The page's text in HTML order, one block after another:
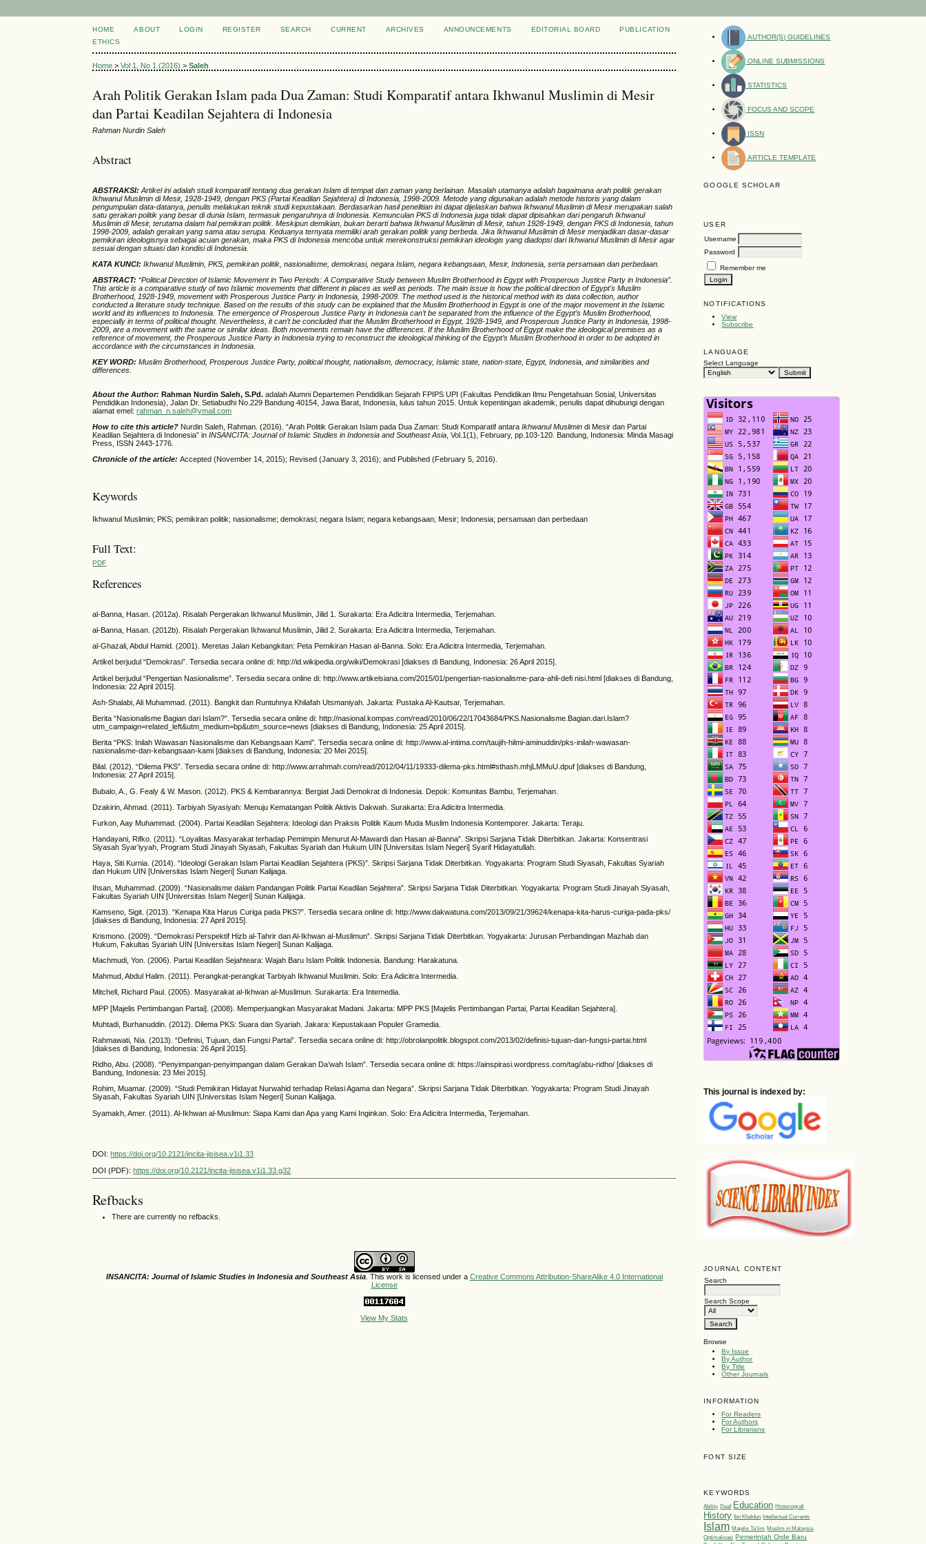
AUTHOR(S) GUIDELINES
ONLINE SUBMISSIONS
STATISTICS
FOCUS AND SCOPE
ISSN
ARTICLE TEMPLATE
GOOGLE SCHOLAR
USER
Username
Password
Remember me
NOTIFICATIONS
View
Subscribe
LANGUAGE
Select Language
This journal is indexed by:
JOURNAL CONTENT
Search
Search Scope
Browse
By Issue
By Author
By Title
Other Journals
INFORMATION
For Readers
For Authors
For Librarians
FONT SIZE
KEYWORDS
Ability Deaf Education Historiografi
History Ibn Khaldun Intellectual Currents
Islam Majelis Ta’lim Muslim in Malaysia
Optimalisasi Pemerintah Orde Baru
HOME ABOUT LOGIN REGISTER SEARCH CURRENT ARCHIVES ANNOUNCEMENTS EDITORIAL BOARD
PUBLICATION
ETHICS
Home >Vol 1, No 1 (2016) >Saleh
Arah Politik Gerakan Islam pada Dua Zaman: Studi Komparatif antara Ikhwanul Muslimin di Mesir
dan Partai Keadilan Sejahtera di Indonesia
Rahman Nurdin Saleh
Abstract
ABSTRAKSI:Artikel ini adalah studi komparatif tentang dua gerakan Islam di tempat dan zaman yang berlainan. Masalah utamanya adalah bagaimana arah politik gerakan
Ikhwanul Muslimin di Mesir, 1928-1949, dengan PKS (Partai Keadilan Sejahtera) di Indonesia, 1998-2009. Metode yang digunakan adalah metode historis yang dalam
pengumpulan data-datanya, penulis melakukan teknik studi kepustakaan. Berdasarkan hasil penelitian ini dapat dijelaskan bahwa Ikhwanul Muslimin di Mesir merupakan salah
satu gerakan politik yang besar di dunia Islam, termasuk pengaruhnya di Indonesia. Kemunculan PKS di Indonesia juga tidak dapat dipisahkan dari pengaruh Ikhwanul
Muslimin di Mesir, terutama dalam hal pemikiran politik. Meskipun demikian, bukan berarti bahwa Ikhwanul Muslimin di Mesir, tahun 1928-1949, dengan PKS di Indonesia, tahun
1998-2009, adalah gerakan yang sama atau serupa. Keduanya ternyata memiliki arah gerakan politik yang berbeda. Jika Ikhwanul Muslimin di Mesir menjadikan dasar-dasar
pemikiran ideologisnya sebagai acuan gerakan, maka PKS di Indonesia mencoba untuk merekonstruksi pemikiran ideologis yang diadopsi dari Ikhwanul Muslimin di Mesir agar
sesuai dengan situasi dan kondisi di Indonesia.
KATA KUNCI: Ikhwanul Muslimin, PKS, pemikiran politik, nasionalisme, demokrasi, negara Islam, negara kebangsaan, Mesir, Indonesia, serta persamaan dan perbedaan.
ABSTRACT: “Political Direction of Islamic Movementin Two Periods:AComparative Studybetween Muslim Brotherhood in Egypt with Prosperous Justice Partyin Indonesia”.
This articleis a comparative study of two Islamic movements that different in placesas well as periods. The main issue is how the political direction of Egypt's Muslim
Brotherhood, 1928-1949, movement with Prosperous Justice Party in Indonesia , 1998-2009. The method used is the historical method withitsdata collection, author
conducted a literature study technique. Based on the results of this study can be explained that the Muslim Brotherhood in Egypt is one of the major movement in the Islamic
worldand its influences toIndonesia. The emergence of Prosperous Justice Partyin Indonesiacan’t be separated from the influence of the Egypt’sMuslim Brotherhood,
especially in terms of political thought. Nevertheless, it can’t be concluded that the Muslim Brotherhood in Egypt, 1928-1949 andProsperous Justice Party in Indonesia 1998-
2009 are a movement with the same or similar ideas. Both movements remainhave thedifferences . If the Muslim Brotherhood of Egypt make the ideological premises as a
referenceofmovement, the Prosperous Justice Party in Indonesia trying to reconstruct the ideological thinking of theEgypt’sMuslim Brotherhood in order to be adopted in
accordance with the circumstances in Indonesia.
KEY WORD: Muslim Brotherhood, Prosperous Justice Party, political thought, nationalism, democracy, Islamic state, nation-state, Egypt, Indonesia, and similarities and
differences.
About the Author: Rahman Nurdin Saleh, S.Pd. adalah Alumni Departemen Pendidikan Sejarah FPIPS UPI (Fakultas Pendidikan Ilmu Pengetahuan Sosial, Universitas
Pendidikan Indonesia), Jalan Dr. Setiabudhi No.229 Bandung 40154, Jawa Barat, Indonesia, lulus tahun 2015. Untuk kepentingan akademik, penulis dapat dihubungi dengan
alamat emel:rahman_n.saleh@ymail.com
How to cite this article? Nurdin Saleh, Rahman. (2016). “Arah Politik Gerakan Islam pada Dua Zaman: Studi Komparatif antaraIkhwanul Muslimin di Mesir dan Partai
Keadilan Sejahtera di Indonesia” inINSANCITA: Journal of Islamic Studies in Indonesia and Southeast Asia , Vol.1(1), February, pp.103-120. Bandung, Indonesia: Minda Masagi
Press, ISSN 2443-1776.
Chronicle of the article: Accepted (November 14, 2015); Revised (January 3, 2016); and Published (February 5, 2016).
Keywords
Ikhwanul Muslimin; PKS; pemikiran politik; nasionalisme; demokrasi; negara Islam; negara kebangsaan; Mesir; Indonesia; persamaan dan perbedaan
Full Text:
PDF
References
al-Banna, Hasan. (2012a). Risalah Pergerakan Ikhwanul Muslimin, Jilid 1. Surakarta: Era Adicitra Intermedia, Terjemahan.
al-Banna, Hasan. (2012b). Risalah Pergerakan Ikhwanul Muslimin, Jilid 2. Surakarta: Era Adicitra Intermedia, Terjemahan.
al-Ghazali, Abdul Hamid. (2001). Meretas Jalan Kebangkitan: Peta Pemikiran Hasan al-Banna. Solo: Era Adicitra Intermedia, Terjemahan.
Artikel berjudul “Demokrasi”. Tersedia secara online di: http://id.wikipedia.org/wiki/Demokrasi [diakses di Bandung, Indonesia: 26 April 2015].
Artikel berjudul “Pengertian Nasionalisme”. Tersedia secara online di: http://www.artikelsiana.com/2015/01/pengertian-nasionalisme-para-ahli-defi nisi.html [diakses di Bandung,
Indonesia: 22 April 2015].
Ash-Shalabi, Ali Muhammad. (2011). Bangkit dan Runtuhnya Khilafah Utsmaniyah. Jakarta: Pustaka Al-Kautsar, Terjemahan.
Berita “Nasionalisme Bagian dari Islam?”. Tersedia secara online di: http://nasional.kompas.com/read/2010/06/22/17043684/PKS.Nasionalisme.Bagian.dari.Islam?
utm_campaign=related_left&utm_medium=bp&utm_source=news [diakses di Bandung, Indonesia: 25 April 2015].
Berita “PKS: Inilah Wawasan Nasionalisme dan Kebangsaan Kami”. Tersedia secara online di: http://www.al-intima.com/taujih-hilmi-aminuddin/pks-inilah-wawasan-
nasionalisme-dan-kebangsaan-kami [diakses di Bandung, Indonesia: 20 Mei 2015].
Bilal. (2012). “Dilema PKS”. Tersedia secara online di: http://www.arrahmah.com/read/2012/04/11/19333-dilema-pks.html#sthash.mhjLMMuU.dpuf [diakses di Bandung,
Indonesia: 27 April 2015].
Bubalo, A., G. Fealy & W. Mason. (2012). PKS & Kembarannya: Bergiat Jadi Demokrat di Indonesia. Depok: Komunitas Bambu, Terjemahan.
Dzakirin, Ahmad. (2011). Tarbiyah Siyasiyah: Menuju Kematangan Politik Aktivis Dakwah. Surakarta: Era Adicitra Intermedia.
Furkon, Aay Muhammad. (2004). Partai Keadilan Sejahtera: Ideologi dan Praksis Politik Kaum Muda Muslim Indonesia Kontemporer. Jakarta: Teraju.
Handayani, Rifko. (2011). “Loyalitas Masyarakat terhadap Pemimpin Menurut Al-Mawardi dan Hasan al-Banna”. Skripsi Sarjana Tidak Diterbitkan. Jakarta: Konsentrasi
Siyasah Syar’iyyah, Program Studi Jinayah Siyasah, Fakultas Syariah dan Hukum UIN [Universitas Islam Negeri] Syarif Hidayatullah.
Haya, Siti Kurnia. (2014). “Ideologi Gerakan Islam Partai Keadilan Sejahtera (PKS)”. Skripsi Sarjana Tidak Diterbitkan. Yogyakarta: Program Studi Siyasah, Fakultas Syariah
dan Hukum UIN [Universitas Islam Negeri] Sunan Kalijaga.
Ihsan, Muhammad. (2009). “Nasionalisme dalam Pandangan Politik Partai Keadilan Sejahtera”. Skripsi Sarjana Tidak Diterbitkan. Yogyakarta: Program Studi Jinayah Siyasah,
Fakultas Syariah UIN [Universitas Islam Negeri] Sunan Kalijaga.
Kamseno, Sigit. (2013). “Kenapa Kita Harus Curiga pada PKS?”. Tersedia secara online di: http://www.dakwatuna.com/2013/09/21/39624/kenapa-kita-harus-curiga-pada-pks/
[diakses di Bandung, Indonesia: 27 April 2015].
Krismono. (2009). “Demokrasi Perspektif Hizb al-Tahrir dan Al-Ikhwan al-Muslimun”. Skripsi Sarjana Tidak Diterbitkan. Yogyakarta: Jurusan Perbandingan Mazhab dan
Hukum, Fakultas Syariah UIN [Universitas Islam Negeri] Sunan Kalijaga.
Machmudi, Yon. (2006). Partai Keadilan Sejahteara: Wajah Baru Islam Politik Indonesia. Bandung: Harakatuna.
Mahmud, Abdul Halim. (2011). Perangkat-perangkat Tarbiyah Ikhwanul Muslimin. Solo: Era Adicitra Intermedia.
Mitchell, Richard Paul. (2005). Masyarakat al-Ikhwan al-Muslimun. Surakarta: Era Intemedia.
MPP [Majelis Pertimbangan Partai]. (2008). Memperjuangkan Masyarakat Madani. Jakarta: MPP PKS [Majelis Pertimbangan Partai, Partai Keadilan Sejahtera].
Muhtadi, Burhanuddin. (2012). Dilema PKS: Suara dan Syariah. Jakara: Kepustakaan Populer Gramedia.
Rahmawati, Nia. (2013). “Definisi, Tujuan, dan Fungsi Partai”. Tersedia secara online di: http://obrolanpolitik.blogspot.com/2013/02/definisi-tujuan-dan-fungsi-partai.html
[diakses di Bandung, Indonesia: 26 April 2015].
Ridho, Abu. (2008). “Penyimpangan-penyimpangan dalam Gerakan Da’wah Islam”. Tersedia secara online di: https://ainspirasi.wordpress.com/tag/abu-ridho/ [diakses di
Bandung, Indonesia: 23 Mei 2015].
Rohim, Muamar. (2009). “Studi Pemikiran Hidayat Nurwahid terhadap Relasi Agama dan Negara”. Skripsi Sarjana Tidak Diterbitkan. Yogyakarta: Program Studi Jinayah
Siyasah, Fakultas Syariah UIN [Universitas Islam Negeri] Sunan Kalijaga.
Syamakh, Amer. (2011). Al-Ikhwan al-Muslimun: Siapa Kami dan Apa yang Kami Inginkan. Solo: Era Adicitra Intermedia, Terjemahan.
DOI:https://doi.org/10.2121/incita-jisisea.v1i1.33
DOI (PDF):https://doi.org/10.2121/incita-jisisea.v1i1.33.g32
Refbacks
There are currently no refbacks.
INSANCITA: Journal of Islamic Studies in Indonesia and Southeast Asia. This work is licensed under a Creative Commons Attribution-ShareAlike 4.0 International
License
View My Stats